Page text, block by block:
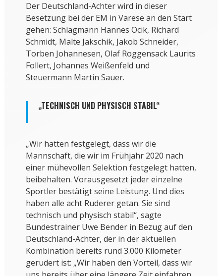
Der Deutschland-Achter wird in dieser
Besetzung bei der EM in Varese an den Start
gehen: Schlagmann Hannes Ocik, Richard
Schmidt, Malte Jakschik, Jakob Schneider,
Torben Johannesen, Olaf Roggensack Laurits
Follert, Johannes Weißenfeld und
Steuermann Martin Sauer.
„TECHNISCH UND PHYSISCH STABIL“
„Wir hatten festgelegt, dass wir die
Mannschaft, die wir im Frühjahr 2020 nach
einer mühevollen Selektion festgelegt hatten,
beibehalten. Vorausgesetzt jeder einzelne
Sportler bestätigt seine Leistung. Und dies
haben alle acht Ruderer getan. Sie sind
technisch und physisch stabil“, sagte
Bundestrainer Uwe Bender in Bezug auf den
Deutschland-Achter, der in der aktuellen
Kombination bereits rund 3.000 Kilometer
gerudert ist: „Wir haben den Vorteil, dass wir